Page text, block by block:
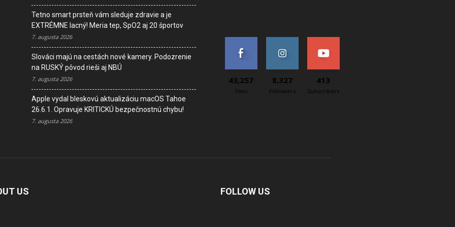
Tetno smart prsteň vám sleduje zdravie a je
EXTRÉMNE lacný! Meria tep, SpO2 aj 20 športov
7. augusta 2026
Slováci majú na cestách nové kamery. Podozrenie
na RUSKÝ pôvod rieši aj NBÚ
7. augusta 2026
Apple vydal bleskovú aktualizáciu macOS Tahoe
26.6.1. Opravuje KRITICKÚ bezpečnostnú chybu!
7. augusta 2026
43,257
Fans
8,327
Followers
413
Subscribers
US FOLLOW US